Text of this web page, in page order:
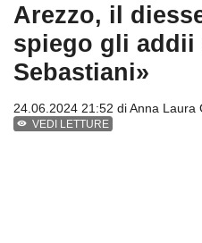
Arezzo, il
spiego gli addii
Sebastiani»
24.06.2024 21:52 diAnna Laura
VEDI LETTURE